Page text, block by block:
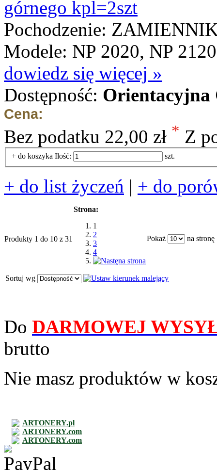
Pochodzenie:
Modele: NP 2020, NP
dowiedz się więcej »
Dostępność: Orientacyjna
Cena:
Bez podatku 22,00 zł * Z
+ do koszyka Ilość: szt.
+ do list życzeń | + do
Produkty 1 do 10 z 31
Strona:
1
2
3
4
Pokaż na stronę
Sortuj wg
Do DARMOWEJ
brutto
Nie masz produktów w
ARTONERY.pl
ARTONERY.com
ARTONERY.com